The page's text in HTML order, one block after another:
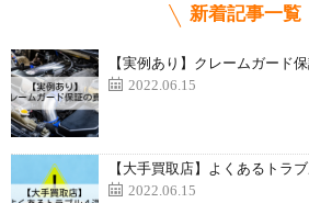
新着記事一覧
【実例あり】クレームガード
2022.06.15
【大手買取店】よくあるトラ
2022.06.15